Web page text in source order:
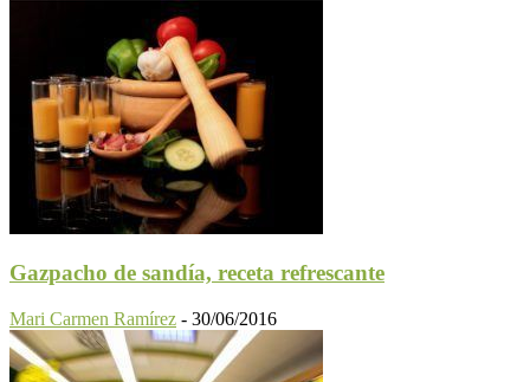
Gazpacho de sandía, receta refrescante
Mari Carmen Ramírez - 30/06/2016